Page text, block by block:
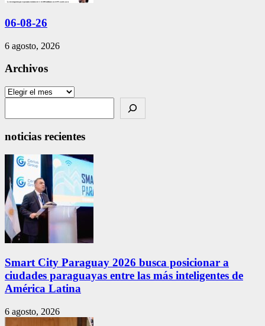
06-08-26
6 agosto, 2026
Archivos
Archivos
noticias recientes
Smart City Paraguay 2026 busca posicionar a
ciudades paraguayas entre las más inteligentes de
América Latina
6 agosto, 2026